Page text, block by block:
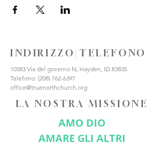
INDIRIZZO/TELEFONO
10583 Via del governo N, Hayden, ID 83835
Telefono: (208) 762-6397
office@truenorthchurch.org
LA NOSTRA MISSIONE
AMO DIO
AMARE GLI ALTRI